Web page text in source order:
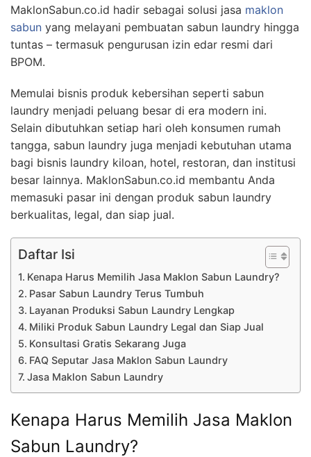
MaklonSabun.co.id hadir sebagai solusi jasa maklon
sabun yang melayani pembuatan sabun laundry hingga
tuntas – termasuk pengurusan izin edar resmi dari
BPOM.
Memulai bisnis produk kebersihan seperti sabun
laundry menjadi peluang besar di era modern ini.
Selain dibutuhkan setiap hari oleh konsumen rumah
tangga, sabun laundry juga menjadi kebutuhan utama
bagi bisnis laundry kiloan, hotel, restoran, dan institusi
besar lainnya. MaklonSabun.co.id membantu Anda
memasuki pasar ini dengan produk sabun laundry
berkualitas, legal, dan siap jual.
Daftar Isi
Kenapa Harus Memilih Jasa Maklon Sabun Laundry?
Pasar Sabun Laundry Terus Tumbuh
Layanan Produksi Sabun Laundry Lengkap
Miliki Produk Sabun Laundry Legal dan Siap Jual
Konsultasi Gratis Sekarang Juga
FAQ Seputar Jasa Maklon Sabun Laundry
Jasa Maklon Sabun Laundry
Kenapa Harus Memilih Jasa Maklon
Sabun Laundry?